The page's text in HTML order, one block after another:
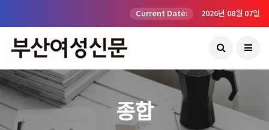
Current Date: 2026년 08월 07일
종합